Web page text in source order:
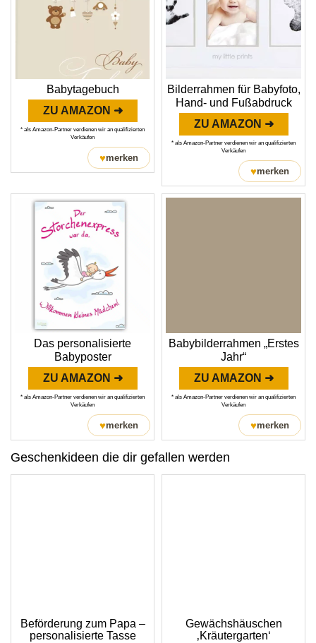
Babytagebuch
ZU AMAZON ➜
* als Amazon-Partner verdienen wir an qualifizierten
Verkäufen
♥merken
Bilderrahmen für Babyfoto,
Hand- und Fußabdruck
ZU AMAZON ➜
* als Amazon-Partner verdienen wir an qualifizierten
Verkäufen
♥merken
Das personalisierte
Babyposter
ZU AMAZON ➜
* als Amazon-Partner verdienen wir an qualifizierten
Verkäufen
♥merken
Babybilderrahmen „Erstes
Jahr“
ZU AMAZON ➜
* als Amazon-Partner verdienen wir an qualifizierten
Verkäufen
♥merken
Geschenkideen die dir gefallen werden
Beförderung zum Papa –
personalisierte Tasse
Gewächshäuschen
‚Kräutergarten‘